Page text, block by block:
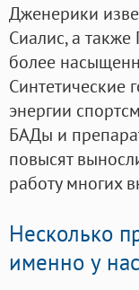
Дженерики
Сиалис, а
более
Синтетические
энергии
БАДы и
повысят
работу многих
Несколько
именно у